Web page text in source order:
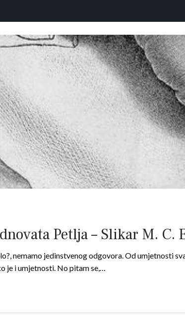
Petlja – Slikar M. C.
nemamo jedinstvenog odgovora. Od umjetnosti
je i umjetnosti. No pitam se,…